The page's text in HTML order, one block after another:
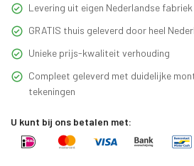
Levering uit eigen Nederlandse fabriek
GRATIS thuis geleverd door heel
Unieke prijs-kwaliteit verhouding
Compleet geleverd met duidelijke
tekeningen
U kunt bij ons betalen met: